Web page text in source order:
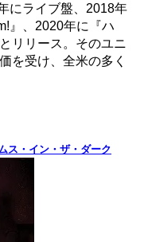
にライブ盤、2018年
』、2020年に『ハ
リリース。そのユニ
を受け、全米の多く
ス・イン・ザ・ダーク